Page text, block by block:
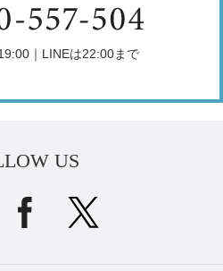
｜LINEは22:00まで
US